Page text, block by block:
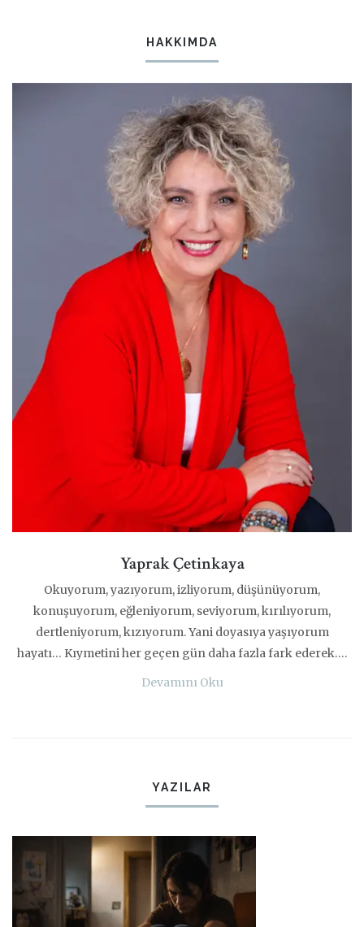
HAKKIMDA
Yaprak Çetinkaya
Okuyorum, yazıyorum, izliyorum, düşünüyorum,
konuşuyorum, eğleniyorum, seviyorum, kırılıyorum,
dertleniyorum, kızıyorum. Yani doyasıya yaşıyorum
hayatı… Kıymetini her geçen gün daha fazla fark ederek….
Devamını Oku
YAZILAR